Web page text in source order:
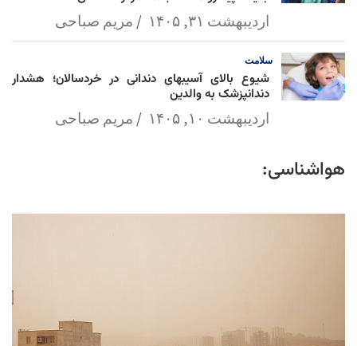
اردیبهشت ۳۱, ۱۴۰۵ مریم صباحی
سلامت
شیوع بالای آسیبهای دندانی در خردسالان؛ هشدار
دندانپزشک به والدین
اردیبهشت ۱۰, ۱۴۰۵ مریم صباحی
هواشناسی: